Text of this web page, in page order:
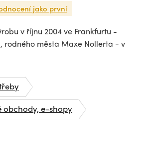
jako první
v říjnu 2004 ve Frankfurtu -
rodného města Maxe Nollerta - v
obchody, e-shopy